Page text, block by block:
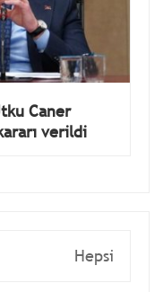
Caner
verildi
Hepsi